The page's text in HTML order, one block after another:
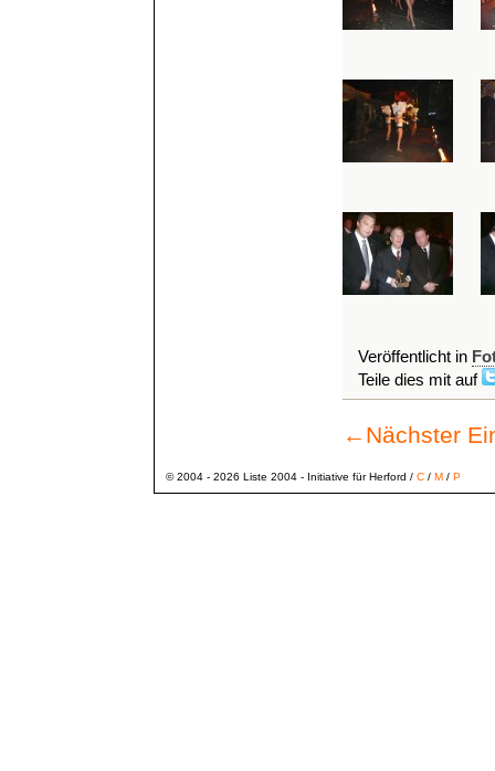
Veröffentlicht in
Teile dies mit auf
← Nächster
© 2004 - 2026 Liste 2004 - Initiative für Herford / C/ M/ P